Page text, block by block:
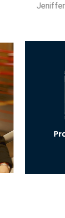
Jeniffer